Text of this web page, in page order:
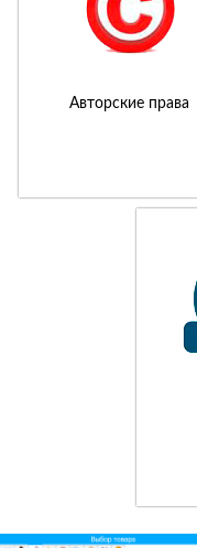
Авторские права